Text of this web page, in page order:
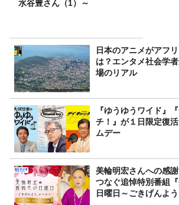
水谷豊さん（1）～
日本のアニメがアフ
は？エンタメ社会学
場のリアル
『ゆうゆうワイド』
チ！』が１日限定復
ムデー
美輪明宏さんへの感
つなぐ追悼特別番組
日曜日～ごきげんよ